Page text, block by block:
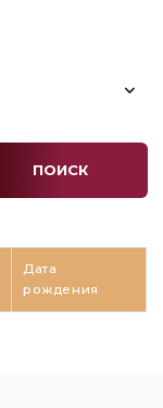
ПОИСК
Дата
рождения